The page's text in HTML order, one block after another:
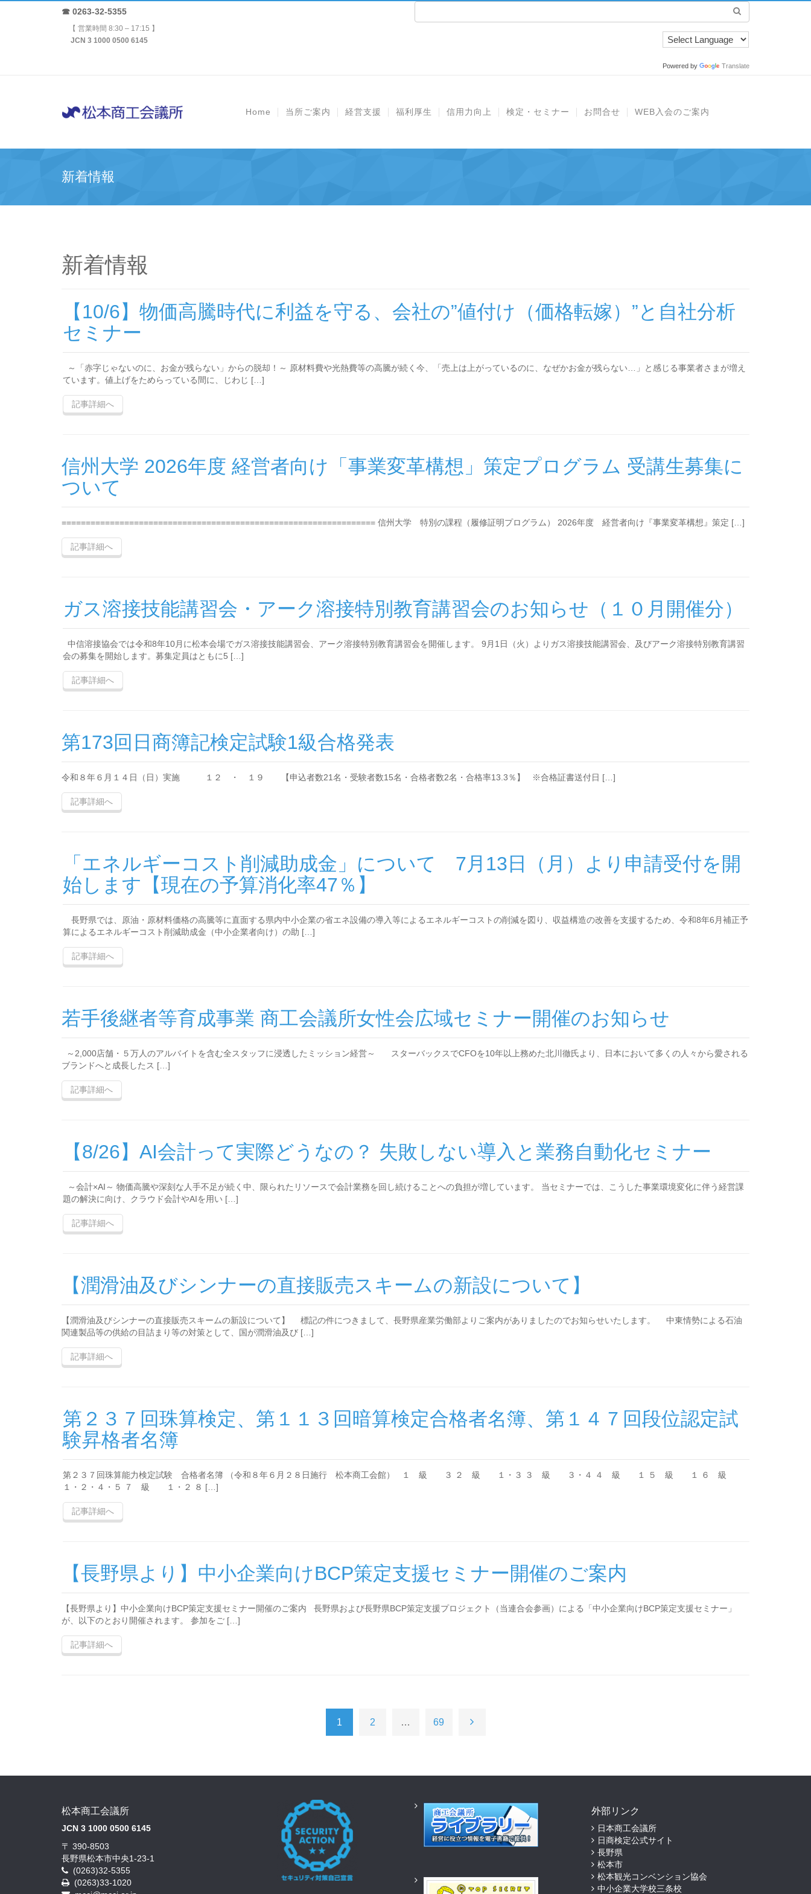
☎ 0263-32-5355
【 営業時間 8:30 – 17:15 】
JCN 3 1000 0500 6145
Powered by Translate
Home 当所ご案内 経営支援 福利厚生 信用力向上 検定・セミナー お問合せ WEB入会のご案内
新着情報
新着情報
【10/6】物価高騰時代に利益を守る、会社の”値付け（価格転嫁）”と自社分析
セミナー
～「赤字じゃないのに、お金が残らない」からの脱却！～ 原材料費や光熱費等の高騰が続く今、「売上は上がっているのに、なぜかお金が残らない…」と感じる事業者さまが増え
ています。値上げをためらっている間に、じわじ […]
記事詳細へ
信州大学 2026年度 経営者向け「事業変革構想」策定プログラム 受講生募集に
ついて
================================================================= 信州大学 特別の課程（履修証明プログラム） 2026年度 経営者向け『事業変革構想』策定 […]
記事詳細へ
ガス溶接技能講習会・アーク溶接特別教育講習会のお知らせ（１０月開催分）
中信溶接協会では令和8年10月に松本会場でガス溶接技能講習会、アーク溶接特別教育講習会を開催します。 9月1日（火）よりガス溶接技能講習会、及びアーク溶接特別教育講習
会の募集を開始します。募集定員はともに5 […]
記事詳細へ
第173回日商簿記検定試験1級合格発表
令和８年６月１４日（日）実施 １２ ・ １９ 【申込者数21名・受験者数15名・合格者数2名・合格率13.3％】 ※合格証書送付日 […]
記事詳細へ
「エネルギーコスト削減助成金」について 7月13日（月）より申請受付を開
始します【現在の予算消化率47％】
長野県では、原油・原材料価格の高騰等に直面する県内中小企業の省エネ設備の導入等によるエネルギーコストの削減を図り、収益構造の改善を支援するため、令和8年6月補正予
算によるエネルギーコスト削減助成金（中小企業者向け）の助 […]
記事詳細へ
若手後継者等育成事業 商工会議所女性会広域セミナー開催のお知らせ
～2,000店舗・５万人のアルバイトを含む全スタッフに浸透したミッション経営～ スターバックスでCFOを10年以上務めた北川徹氏より、日本において多くの人々から愛される
ブランドへと成長したス […]
記事詳細へ
【8/26】AI会計って実際どうなの？ 失敗しない導入と業務自動化セミナー
～会計×AI～ 物価高騰や深刻な人手不足が続く中、限られたリソースで会計業務を回し続けることへの負担が増しています。 当セミナーでは、こうした事業環境変化に伴う経営課
題の解決に向け、クラウド会計やAIを用い […]
記事詳細へ
【潤滑油及びシンナーの直接販売スキームの新設について】
【潤滑油及びシンナーの直接販売スキームの新設について】 標記の件につきまして、長野県産業労働部よりご案内がありましたのでお知らせいたします。 中東情勢による石油
関連製品等の供給の目詰まり等の対策として、国が潤滑油及び […]
記事詳細へ
第２３７回珠算検定、第１１３回暗算検定合格者名簿、第１４７回段位認定試
験昇格者名簿
第２３７回珠算能力検定試験 合格者名簿 （令和８年６月２８日施行 松本商工会館） １ 級 ３ ２ 級 １・３ ３ 級 ３・４ ４ 級 １ ５ 級 １ ６ 級
１・２・４・５ ７ 級 １・２ ８ […]
記事詳細へ
【長野県より】中小企業向けBCP策定支援セミナー開催のご案内
【長野県より】中小企業向けBCP策定支援セミナー開催のご案内 長野県および長野県BCP策定支援プロジェクト（当連合会参画）による「中小企業向けBCP策定支援セミナー」
が、以下のとおり開催されます。 参加をご […]
記事詳細へ
1 2 … 69
松本商工会議所
JCN 3 1000 0500 6145
〒 390-8503
長野県松本市中央1-23-1
(0263)32-5355
(0263)33-1020
外部リンク
日本商工会議所
日商検定公式サイト
長野県
松本市
松本観光コンベンション協会
中小企業大学校三条校